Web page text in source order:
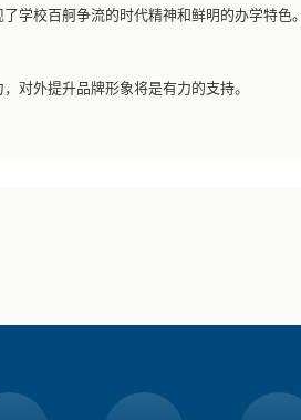
学校百舸争流的时代精神和鲜明的办学特色。
对外提升品牌形象将是有力的支持。